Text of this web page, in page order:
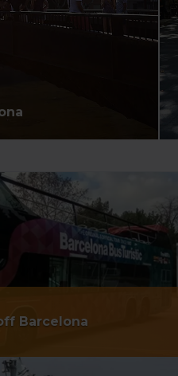
al menú de la part
Barcelona